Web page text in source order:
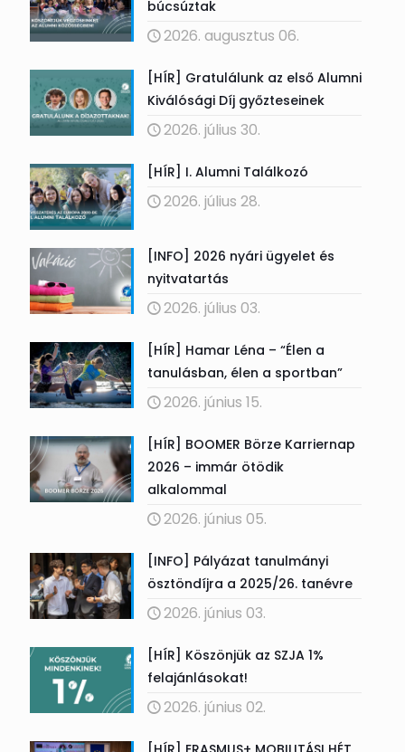
búcsúztak
2026. augusztus 06.
[HÍR] Gratulálunk az első Alumni
Kiválósági Díj győzteseinek
2026. július 30.
[HÍR] I. Alumni Találkozó
2026. július 28.
[INFO] 2026 nyári ügyelet és
nyitvatartás
2026. július 03.
[HÍR] Hamar Léna – “Élen a
tanulásban, élen a sportban”
2026. június 15.
[HÍR] BOOMER Börze Karriernap
2026 – immár ötödik
alkalommal
2026. június 05.
[INFO] Pályázat tanulmányi
ösztöndíjra a 2025/26. tanévre
2026. június 03.
[HÍR] Köszönjük az SZJA 1%
felajánlásokat!
2026. június 02.